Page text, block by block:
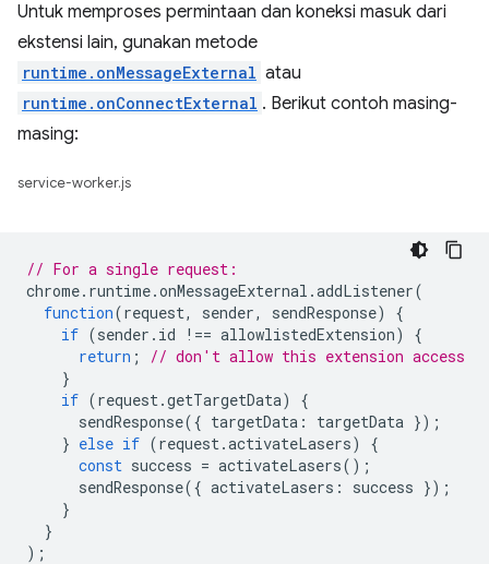
Untuk memproses permintaan dan koneksi masuk dari
ekstensi lain, gunakan metode
runtime.onMessageExternal atau
runtime.onConnectExternal . Berikut contoh masing-
masing:
service-worker.js
// For a single request:
chrome. runtime.onMessageExternal .addListener(
function(request, sender, sendResponse)
{
if (sender . id !== allowlistedExtension)
{
return ;
// don't allow this extension access
}
if (request.getTargetData)
{
sendResponse({ targetData : targetData });
} else if (request.activateLasers)
{
const success = activateLasers();
sendResponse({ activateLasers : success });
}
}
);